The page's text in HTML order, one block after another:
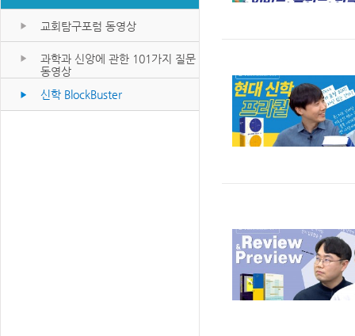
교회탐구포럼 동영상
과학과 신앙에 관한 101가지 질문
동영상
신학 BlockBuster